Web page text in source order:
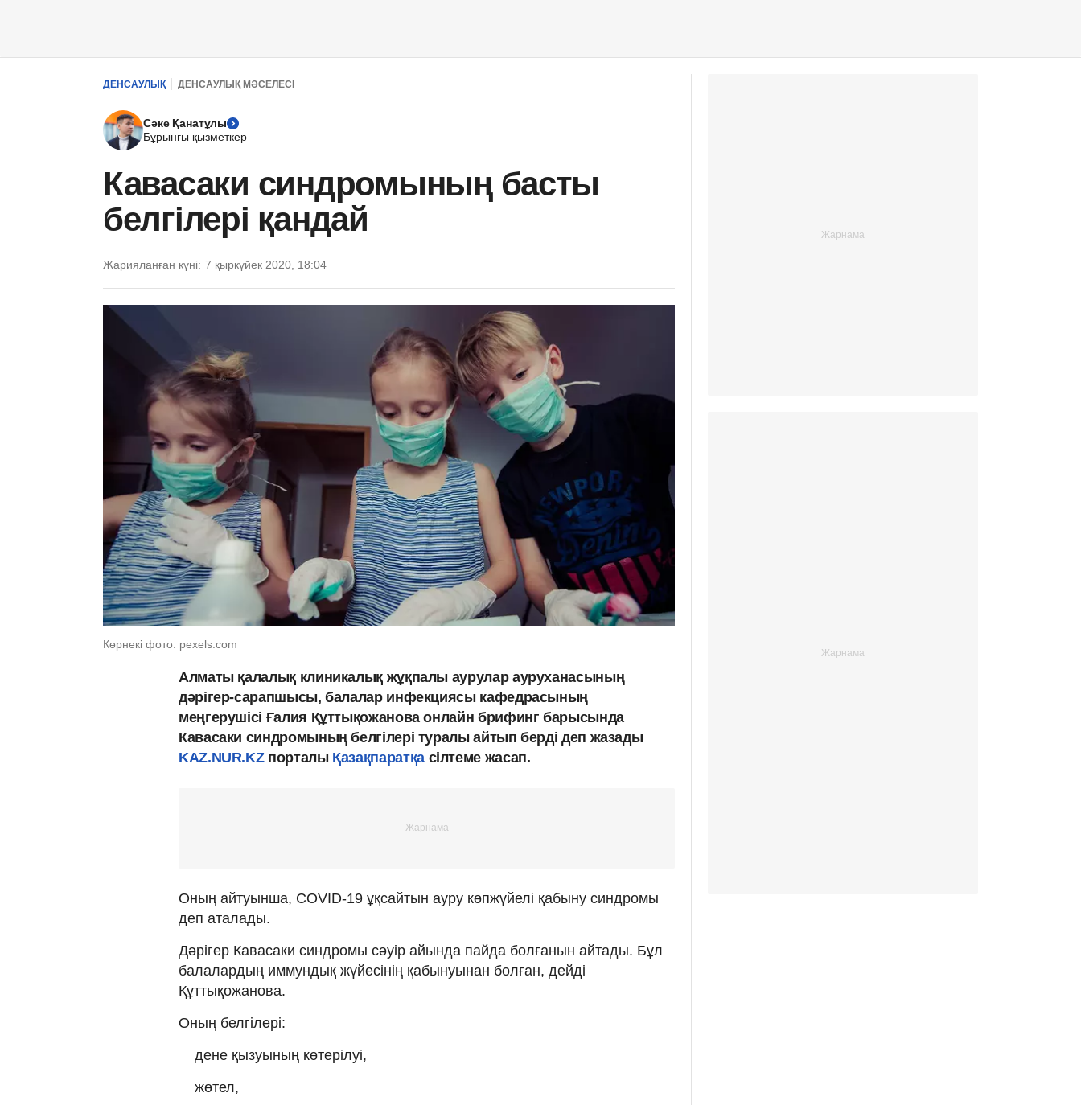
ДЕНСАУЛЫҚ ДЕНСАУЛЫҚ МӘСЕЛЕСІ
Сәке Қанатұлы
Бұрынғы қызметкер
Кавасаки синдромының басты
белгілері қандай
Жарияланған күні: 7 қыркүйек 2020, 18:04
Көрнекі фото: pexels.com
Алматы қалалық клиникалық жұқпалы аурулар ауруханасының
дәрігер-сарапшысы, балалар инфекциясы кафедрасының
меңгерушісі Ғалия Құттықожанова онлайн брифинг барысында
Кавасаки синдромының белгілері туралы айтып берді деп жазады
KAZ.NUR.KZпорталы Қазақпаратқа сілтеме жасап.
Оның айтуынша, COVID-19 ұқсайтын ауру көпжүйелі қабыну синдромы
деп аталады.
Дәрігер Кавасаки синдромы сәуір айында пайда болғанын айтады. Бұл
балалардың иммундық жүйесінің қабынуынан болған, дейді
Құттықожанова.
Оның белгілері:
дене қызуының көтерілуі,
жөтел,